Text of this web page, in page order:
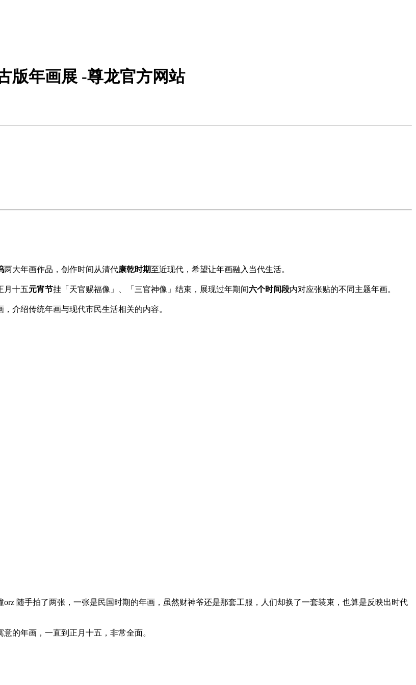
版年画展 -尊龙官方网站
两大年画作品，创作时间从清代康乾时期至近现代，希望让年画融入当代生活。
月十五元宵节挂「天官赐福像」、「三官神像」结束，展现过年期间六个时间段内对应张贴的不同主题年画。
介绍传统年画与现代市民生活相关的内容。
随手拍了两张，一张是民国时期的年画，虽然财神爷还是那套工服，人们却换了一套装束，也算是反映出时代
的年画，一直到正月十五，非常全面。